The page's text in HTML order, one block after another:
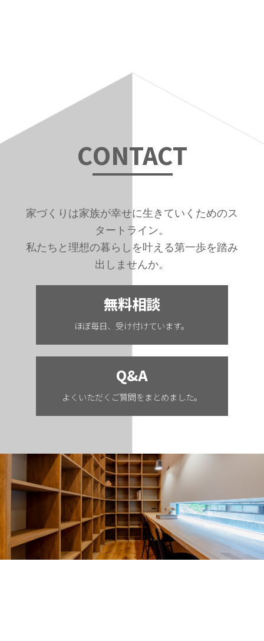
CONTACT
家づくりは家族が幸せに生きていくためのス
タートライン。
私たちと理想の暮らしを叶える第一歩を踏み
出しませんか。
無料相談
ほぼ毎日、受け付けています。
Q&A
よくいただくご質問をまとめました。